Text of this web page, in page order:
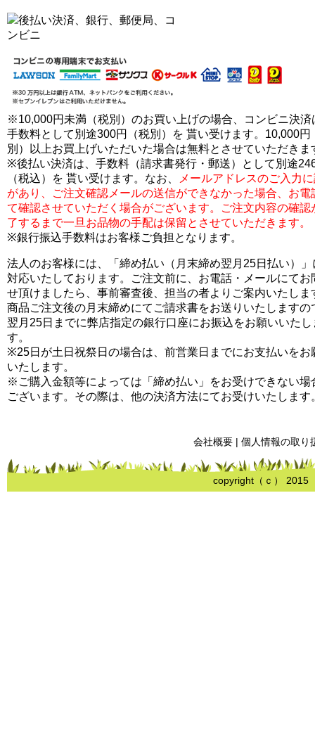
※10,000円未満（税別）のお買い上げの場合、コンビニ決済
手数料として別途300円（税別）を 貰い受けます。10,000円
別）以上お買上げいただいた場合は無料とさせていただきま
※後払い決済は、手数料（請求書発行・郵送）として別途
（税込）を 貰い受けます。なお、
メールアドレスのご入力
があり、ご注文確認メールの送信ができなかった場合、お電
て確認させていただく場合がございます。ご注文内容の確認
了するまで一旦お品物の手配は保留とさせていただきます。
※銀行振込手数料はお客様ご負担となります。
法人のお客様には、「締め払い（月末締め翌月25日払い）」
対応いたしております。ご注文前に、お電話・メールにてお
せ頂けましたら、事前審査後、担当の者よりご案内いたしま
商品ご注文後の月末締めにてご請求書をお送りいたしますの
翌月25日までに弊店指定の銀行口座にお振込をお願いいたし
す。
※25日が土日祝祭日の場合は、前営業日までにお支払いをお
いたします。
※ご購入金額等によっては「締め払い」をお受けできない場
ございます。その際は、他の決済方法にてお受けいたします
会社概要 | 個人情報の取り
copyright（ｃ） 2015